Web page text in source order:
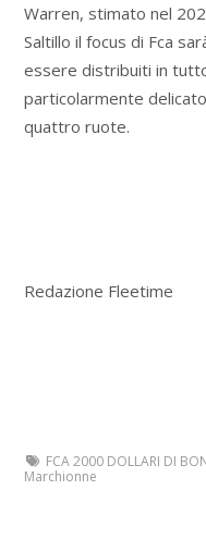
Warren, stimato nel
Saltillo il focus di Fca
essere distribuiti in
particolarmente
quattro ruote.
Redazione Fleetime
FCA 2000 DOLLARI DI
Marchionne